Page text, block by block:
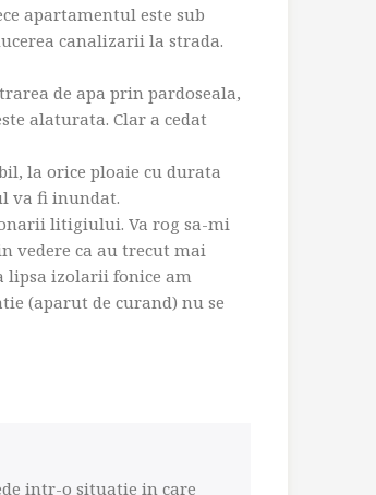
apartamentul este sub
canalizarii la strada.
de apa prin pardoseala,
alaturata. Clar a cedat
la orice ploaie cu durata
va fi inundat.
litigiului. Va rog sa-mi
vedere ca au trecut mai
lipsa izolarii fonice am
(aparut de curand) nu se
intr-o situatie in care